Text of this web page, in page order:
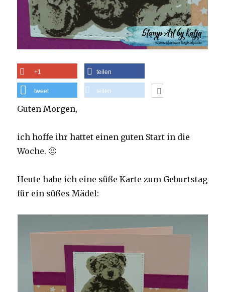
+1 teilen
tweet teilen
Guten Morgen,
ich hoffe ihr hattet einen guten Start in die
Woche. 🙂
Heute habe ich eine süße Karte zum Geburtstag
für ein süßes Mädel: